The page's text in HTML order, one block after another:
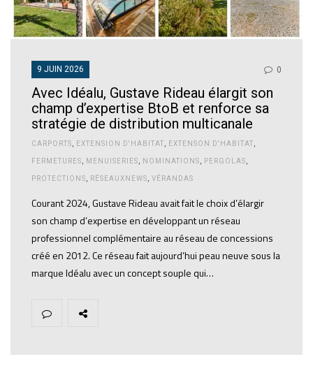
9 JUIN 2026 0
Avec Idéalu, Gustave Rideau élargit son
champ d’expertise BtoB et renforce sa
stratégie de distribution multicanale
CARPORTS, EXTENSION D'HABITAT, EXTENSON D'HABITAT,
FERMETURES, MENUISERIES, NOMINATIONS, PERGOLAS,
PROTECTIONS, RÉSEAUXNEWS, VÉRANDAS
Courant 2024, Gustave Rideau avait fait le choix d’élargir
son champ d’expertise en développant un réseau
professionnel complémentaire au réseau de concessions
créé en 2012. Ce réseau fait aujourd’hui peau neuve sous la
marque Idéalu avec un concept souple qui…